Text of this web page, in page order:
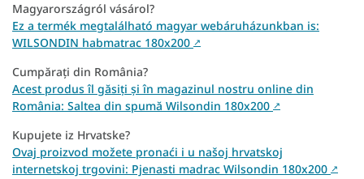
Magyarországról vásárol?
Ez a termék megtalálható magyar webáruházunkban is:
WILSONDIN habmatrac 180x200 ↗
Cumpărați din România?
Acest produs îl găsiți și în magazinul nostru online din
România: Saltea din spumă Wilsondin 180x200 ↗
Kupujete iz Hrvatske?
Ovaj proizvod možete pronaći i u našoj hrvatskoj
internetskoj trgovini: Pjenasti madrac Wilsondin 180x200 ↗